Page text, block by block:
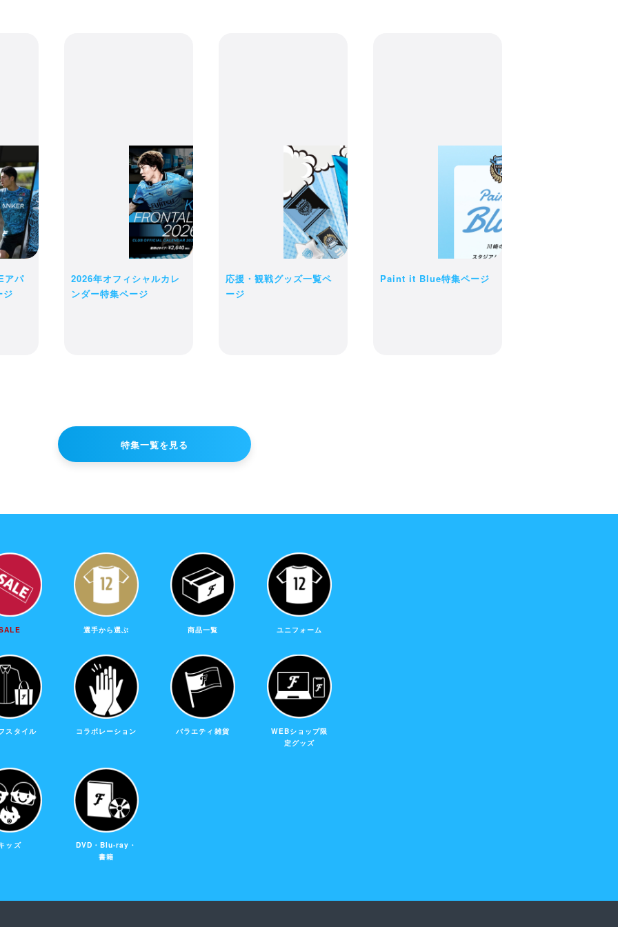
後の変更・キャンセル・返品・交換は一切お受け出来ません。予めご了承くだ
ョッピングを続ける 購入手続きへ進む
アパ
ジ
2026年オフィシャルカレ
ンダー特集ページ
応援・観戦グッズ一覧ペ
ージ
Paint it Blue特集ページ
特集一覧を見る
選手から選ぶ 商品一覧 ユニフォーム
スタイル コラボレーション バラエティ雑貨
WEBショップ限
定グッズ
ッズ
DVD・Blu-ray・
書籍